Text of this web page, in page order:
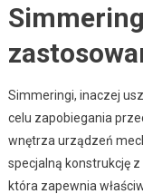
Simmeringi, inaczej
celu zapobiegania
wnętrza urządzeń
specjalną konstrukcję
która zapewnia